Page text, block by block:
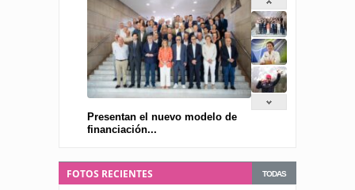
Presentan el nuevo modelo de
financiación...
TODAS
FOTOS RECIENTES